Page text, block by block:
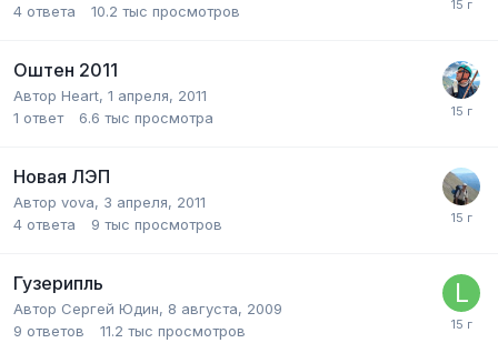
4 ответа 10.2 тыс просмотров
Оштен 2011
Автор Heart, 1 апреля, 2011
1 ответ 6.6 тыс просмотра
Новая ЛЭП
Автор vova, 3 апреля, 2011
4 ответа 9 тыс просмотров
Гузерипль
Автор Сергей Юдин, 8 августа, 2009
9 ответов 11.2 тыс просмотров